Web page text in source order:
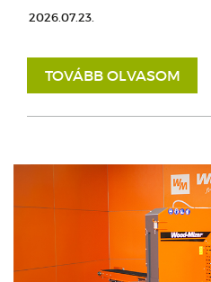
2026.07.23.
TOVÁBB OLVASOM